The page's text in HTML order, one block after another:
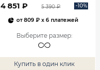
4 851 ₽ 5 390 ₽ -10%
от809 ₽ x 6 платежей
Выберите размер:
Купить в один клик